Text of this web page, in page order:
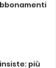
più